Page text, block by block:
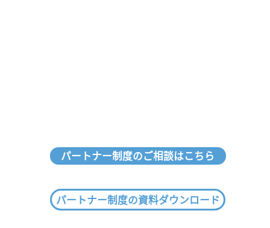
パートナー制度のご相談はこちら
パートナー制度の資料ダウンロード